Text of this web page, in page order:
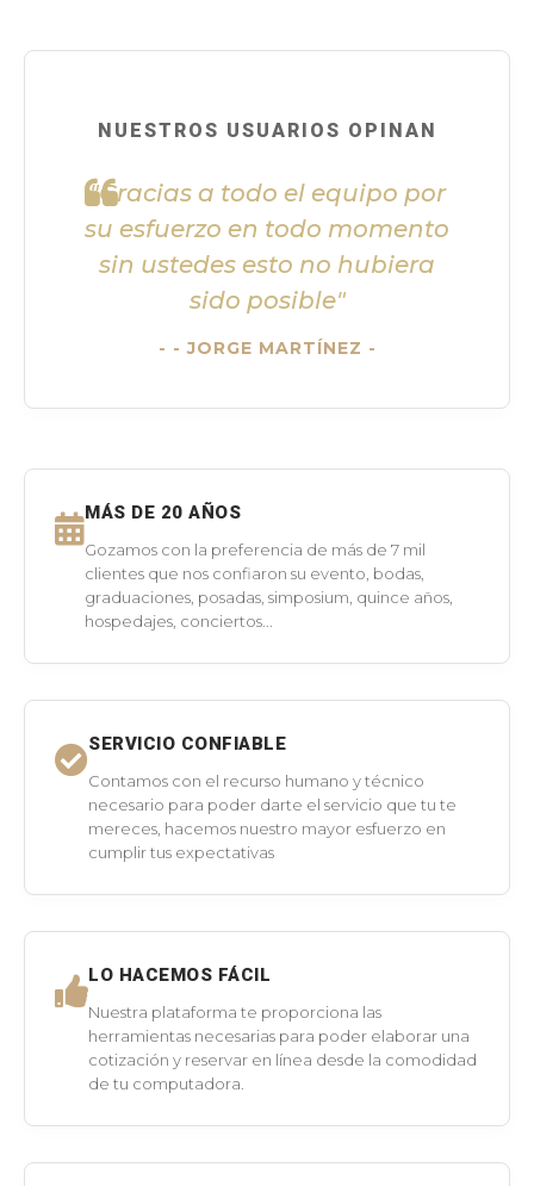
NUESTROS USUARIOS OPINAN
"Gracias a todo el equipo por
su esfuerzo en todo momento
sin ustedes esto no hubiera
sido posible"
- JORGE MARTÍNEZ -
MÁS DE 20 AÑOS
Gozamos con la preferencia de más de 7 mil
clientes que nos confiaron su evento, bodas,
graduaciones, posadas, simposium, quince años,
hospedajes, conciertos...
SERVICIO CONFIABLE
Contamos con el recurso humano y técnico
necesario para poder darte el servicio que tu te
mereces, hacemos nuestro mayor esfuerzo en
cumplir tus expectativas
LO HACEMOS FÁCIL
Nuestra plataforma te proporciona las
herramientas necesarias para poder elaborar una
cotización y reservar en línea desde la comodidad
de tu computadora.